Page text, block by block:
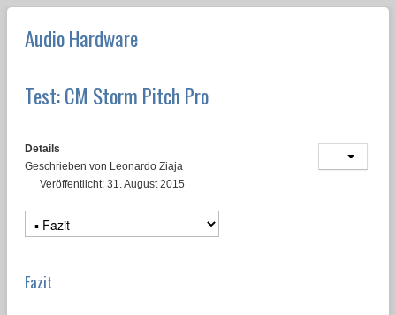
Audio Hardware
Test: CM Storm Pitch Pro
Details
Geschrieben von Leonardo Ziaja
Veröffentlicht: 31. August 2015
Fazit